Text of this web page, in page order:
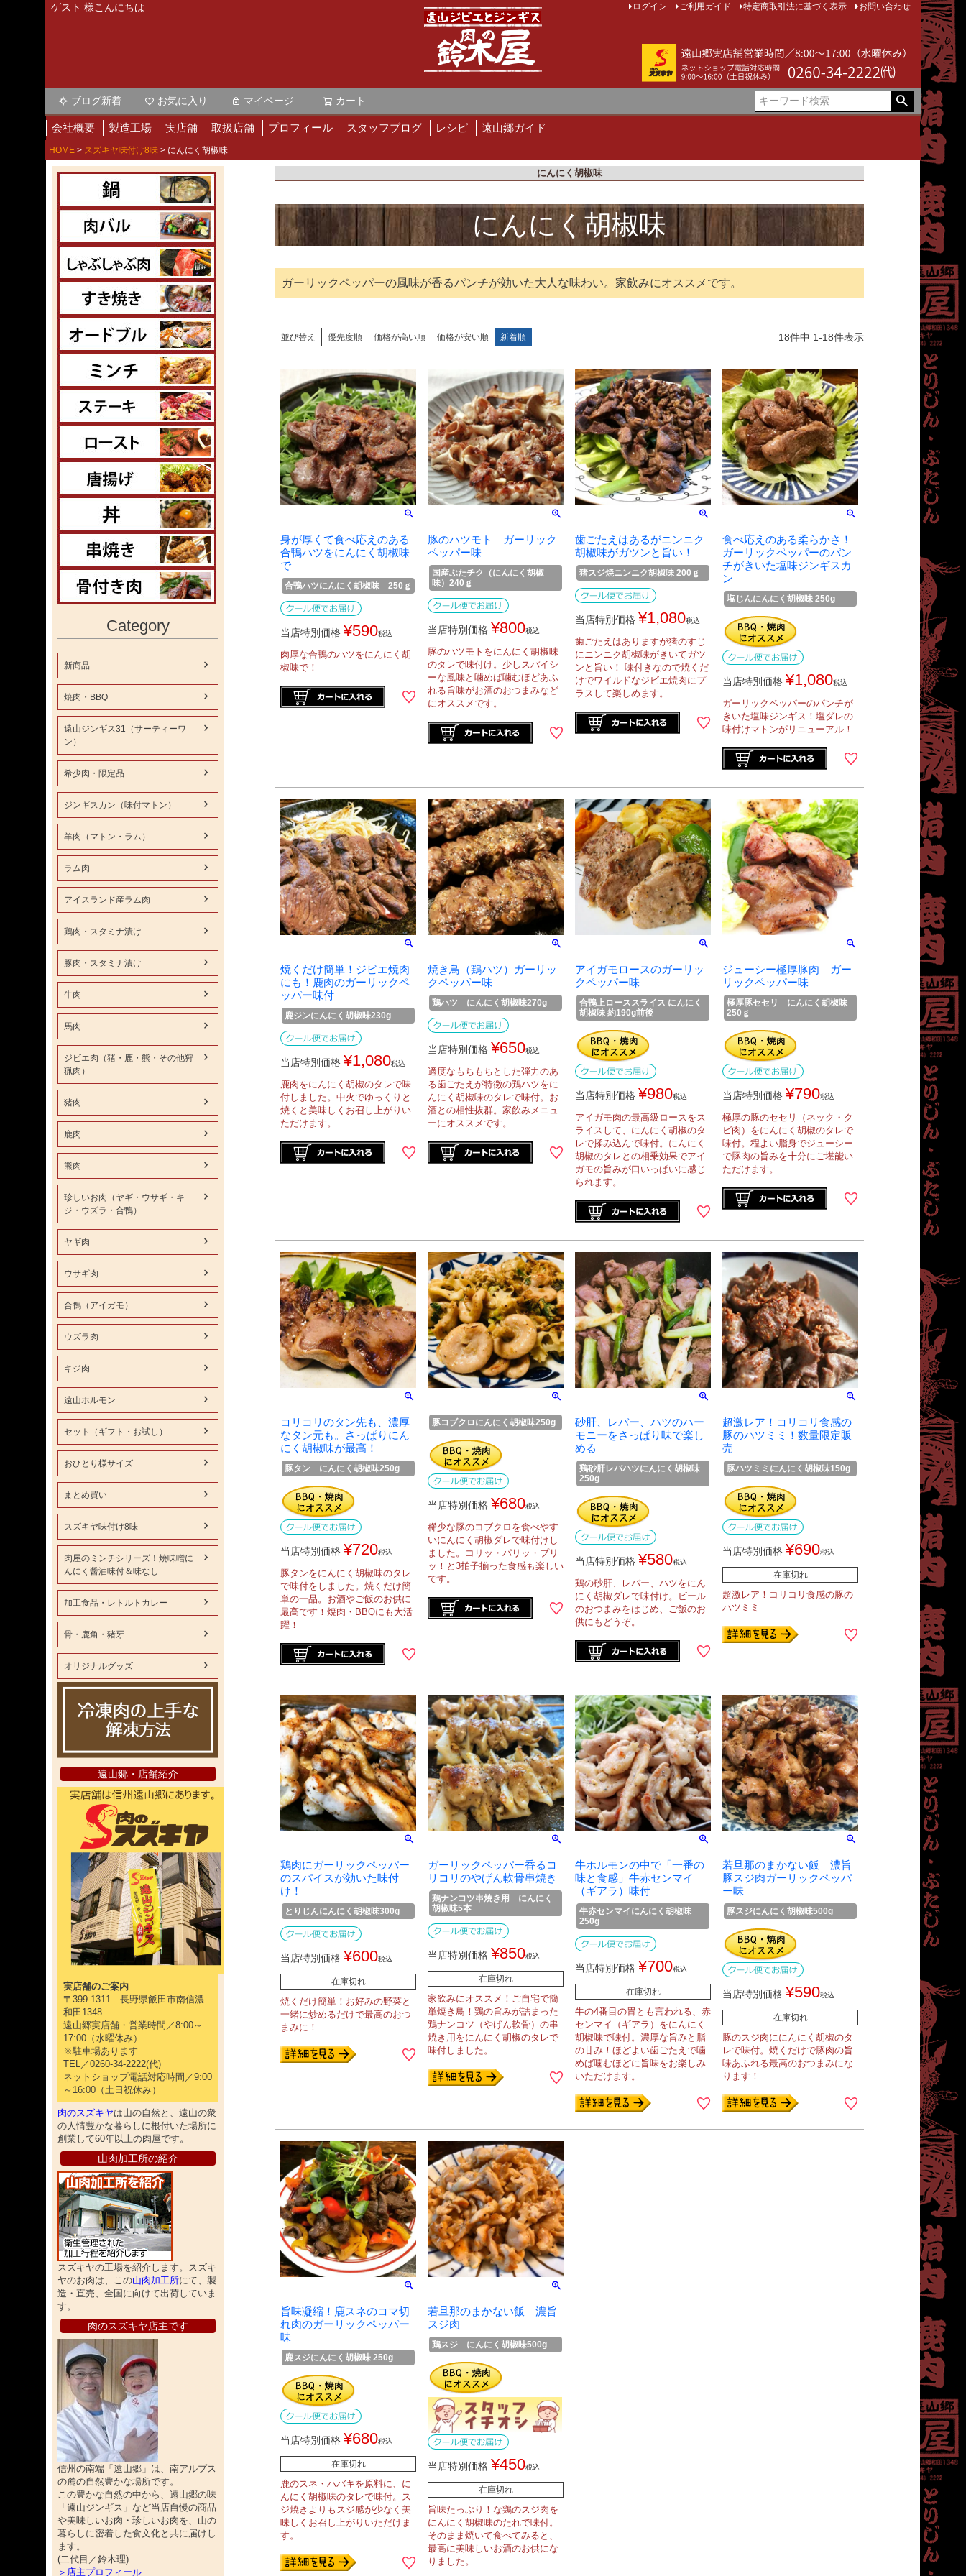
ゲスト 様こんにちは ログイン ご利用ガイド 特定商取引法に基づく表示 お問い合わせ
ブログ新着 お気に入り マイページ カート
会社概要 製造工場 実店舗 取扱店舗 プロフィール スタッフブログ レシピ 遠山郷ガイド
HOME スズキヤ味付け8味 にんにく胡椒味
Category
新商品
焼肉・BBQ
遠山ジンギス31（サーティーワ
ン）
希少肉・限定品
ジンギスカン（味付マトン）
羊肉（マトン・ラム）
ラム肉
アイスランド産ラム肉
鶏肉・スタミナ漬け
豚肉・スタミナ漬け
牛肉
馬肉
ジビエ肉（猪・鹿・熊・その他狩
猟肉）
猪肉
鹿肉
熊肉
珍しいお肉（ヤギ・ウサギ・キ
ジ・ウズラ・合鴨）
ヤギ肉
ウサギ肉
合鴨（アイガモ）
ウズラ肉
キジ肉
遠山ホルモン
セット（ギフト・お試し）
おひとり様サイズ
まとめ買い
スズキヤ味付け8味
肉屋のミンチシリーズ！焼味噌に
んにく醤油味付＆味なし
加工食品・レトルトカレー
骨・鹿角・猪牙
オリジナルグッズ
遠山郷・店舗紹介
実店舗のご案内
〒399-1311 長野県飯田市南信濃
和田1348
遠山郷実店舗・営業時間／8:00～
17:00（水曜休み）
※駐車場あります
TEL／0260-34-2222(代)
ネットショップ電話対応時間／9:00
～16:00（土日祝休み）
肉のスズキヤは山の自然と、遠山の衆
の人情豊かな暮らしに根付いた場所に
創業して60年以上の肉屋です。
山肉加工所の紹介
スズキヤの工場を紹介します。スズキ
ヤのお肉は、この山肉加工所にて、製
造・直売、全国に向けて出荷していま
す。
肉のスズキヤ店主です
信州の南端「遠山郷」は、南アルプス
の麓の自然豊かな場所です。
この豊かな自然の中から、遠山郷の味
「遠山ジンギス」など当店自慢の商品
や美味しいお肉・珍しいお肉を、山の
暮らしに密着した食文化と共に届けし
ます。
(二代目／鈴木理)
＞店主プロフィール
にんにく胡椒味
にんにく胡椒味
ガーリックペッパーの風味が香るパンチが効いた大人な味わい。家飲みにオススメです。
並び替え 優先度順 価格が高い順 価格が安い順 新着順 18件中 1-18件表示
身が厚くて食べ応えのある
合鴨ハツをにんにく胡椒味
で
合鴨ハツにんにく胡椒味 250ｇ
当店特別価格 ¥590税込
肉厚な合鴨のハツをにんにく胡
椒味で！
豚のハツモト ガーリック
ペッパー味
国産ぶたチク（にんにく胡椒
味）240ｇ
当店特別価格 ¥800税込
豚のハツモトをにんにく胡椒味
のタレで味付け。少しスパイシ
ーな風味と噛めば噛むほどあふ
れる旨味がお酒のおつまみなど
にオススメです。
歯ごたえはあるがニンニク
胡椒味がガツンと旨い！
猪スジ焼ニンニク胡椒味 200ｇ
当店特別価格 ¥1,080税込
歯ごたえはありますが猪のすじ
にニンニク胡椒味がきいてガツ
ンと旨い！ 味付きなので焼くだ
けでワイルドなジビエ焼肉にプ
ラスして楽しめます。
食べ応えのある柔らかさ！
ガーリックペッパーのパン
チがきいた塩味ジンギスカ
ン
塩じんにんにく胡椒味 250g
当店特別価格 ¥1,080税込
ガーリックペッパーのパンチが
きいた塩味ジンギス！塩ダレの
味付けマトンがリニューアル！
焼くだけ簡単！ジビエ焼肉
にも！鹿肉のガーリックペ
ッパー味付
鹿ジンにんにく胡椒味230g
当店特別価格 ¥1,080税込
鹿肉をにんにく胡椒のタレで味
付しました。中火でゆっくりと
焼くと美味しくお召し上がりい
ただけます。
焼き鳥（鶏ハツ）ガーリッ
クペッパー味
鶏ハツ にんにく胡椒味270g
当店特別価格 ¥650税込
適度なもちもちとした弾力のあ
る歯ごたえが特徴の鶏ハツをに
んにく胡椒味のタレで味付。お
酒との相性抜群。家飲みメニュ
ーにオススメです。
アイガモロースのガーリッ
クペッパー味
合鴨上ローススライス にんにく
胡椒味 約190g前後
当店特別価格 ¥980税込
アイガモ肉の最高級ロースをス
ライスして、にんにく胡椒のタ
レで揉み込んで味付。にんにく
胡椒のタレとの相乗効果でアイ
ガモの旨みが口いっぱいに感じ
られます。
ジューシー極厚豚肉 ガー
リックペッパー味
極厚豚セセリ にんにく胡椒味
250ｇ
当店特別価格 ¥790税込
極厚の豚のセセリ（ネック・ク
ビ肉）をにんにく胡椒のタレで
味付。程よい脂身でジューシー
で豚肉の旨みを十分にご堪能い
ただけます。
コリコリのタン先も、濃厚
なタン元も。さっぱりにん
にく胡椒味が最高！
豚タン にんにく胡椒味250g
当店特別価格 ¥720税込
豚タンをにんにく胡椒味のタレ
で味付をしました。焼くだけ簡
単の一品。お酒やご飯のお供に
最高です！焼肉・BBQにも大活
躍！
豚コブクロにんにく胡椒味250g
当店特別価格 ¥680税込
稀少な豚のコブクロを食べやす
いにんにく胡椒ダレで味付けし
ました。コリッ・パリッ・プリ
ッ！と3拍子揃った食感も楽しい
です。
砂肝、レバー、ハツのハー
モニーをさっぱり味で楽し
める
鶏砂肝レバハツにんにく胡椒味
250g
当店特別価格 ¥580税込
鶏の砂肝、レバー、ハツをにん
にく胡椒ダレで味付け。ビール
のおつまみをはじめ、ご飯のお
供にもどうぞ。
超激レア！コリコリ食感の
豚のハツミミ！数量限定販
売
豚ハツミミにんにく胡椒味150g
当店特別価格 ¥690税込
在庫切れ
超激レア！コリコリ食感の豚の
ハツミミ
鶏肉にガーリックペッパー
のスパイスが効いた味付
け！
とりじんにんにく胡椒味300g
当店特別価格 ¥600税込
在庫切れ
焼くだけ簡単！お好みの野菜と
一緒に炒めるだけで最高のおつ
まみに！
ガーリックペッパー香るコ
リコリのやげん軟骨串焼き
鶏ナンコツ串焼き用 にんにく
胡椒味5本
当店特別価格 ¥850税込
在庫切れ
家飲みにオススメ！ご自宅で簡
単焼き鳥！鶏の旨みが詰まった
鶏ナンコツ（やげん軟骨）の串
焼き用をにんにく胡椒のタレで
味付しました。
牛ホルモンの中で「一番の
味と食感」牛赤センマイ
（ギアラ）味付
牛赤センマイにんにく胡椒味
250g
当店特別価格 ¥700税込
在庫切れ
牛の4番目の胃とも言われる、赤
センマイ（ギアラ）をにんにく
胡椒味で味付。濃厚な旨みと脂
の甘み！ほどよい歯ごたえで噛
めば噛むほどに旨味をお楽しみ
いただけます。
若旦那のまかない飯 濃旨
豚スジ肉ガーリックペッパ
ー味
豚スジにんにく胡椒味500g
当店特別価格 ¥590税込
在庫切れ
豚のスジ肉ににんにく胡椒のタ
レで味付。焼くだけで豚肉の旨
味あふれる最高のおつまみにな
ります！
旨味凝縮！鹿スネのコマ切
れ肉のガーリックペッパー
味
鹿スジにんにく胡椒味 250g
当店特別価格 ¥680税込
在庫切れ
鹿のスネ・ハバキを原料に、に
んにく胡椒味のタレで味付。ス
ジ焼きよりもスジ感が少なく美
味しくお召し上がりいただけま
す。
若旦那のまかない飯 濃旨
スジ肉
鶏スジ にんにく胡椒味500g
当店特別価格 ¥450税込
在庫切れ
旨味たっぷり！な鶏のスジ肉を
にんにく胡椒味のたれで味付。
そのまま焼いて食べてみると、
最高に美味しいお酒のお供にな
りました。